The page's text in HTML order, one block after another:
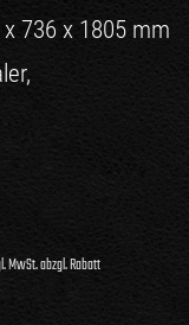
736 x 1805 mm
MwSt. abzgl. Rabatt